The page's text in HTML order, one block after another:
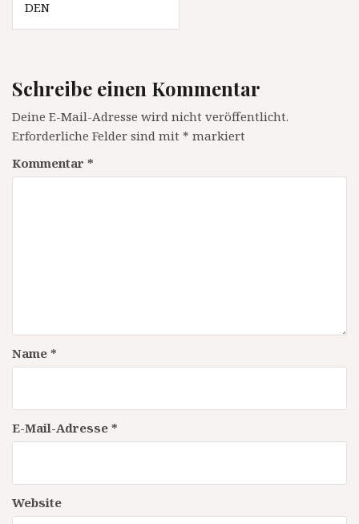
DEN
Schreibe einen Kommentar
Deine E-Mail-Adresse wird nicht veröffentlicht.
Erforderliche Felder sind mit * markiert
Kommentar *
Name *
E-Mail-Adresse *
Website